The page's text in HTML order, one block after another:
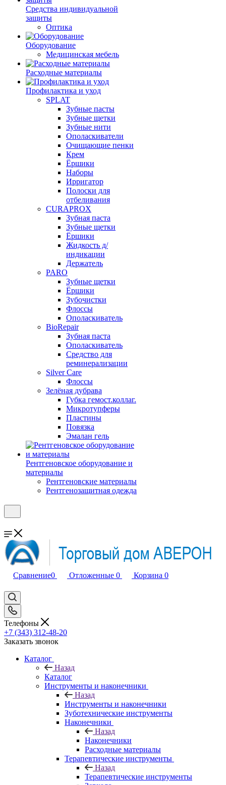
Средства индивидуальной
защиты
Оптика
Оборудование
Медицинская мебель
Расходные материалы
Профилактика и уход
SPLAT
Зубные пасты
Зубные щетки
Зубные нити
Ополаскиватели
Очищающие пенки
Крем
Ёршики
Наборы
Ирригатор
Полоски для
отбеливания
CURAPROX
Зубная паста
Зубные щетки
Ёршики
Жидкость д/
индикации
Держатель
PARO
Зубные щетки
Ёршики
Зубочистки
Флоссы
Ополаскиватель
BioRepair
Зубная паста
Ополаскиватель
Средство для
реминерализации
Silver Care
Флоссы
Зелёная дубрава
Губка гемост.коллаг.
Микротупферы
Пластины
Повязка
Эмалан гель
Рентгеновское оборудование и
материалы
Рентгеновские материалы
Рентгенозащитная одежда
Сравнение0 Отложенные 0 Корзина 0
Телефоны
+7 (343) 312-48-20
Заказать звонок
Каталог
Назад
Каталог
Инструменты и наконечники
Назад
Инструменты и наконечники
Зуботехнические инструменты
Наконечники
Назад
Наконечники
Расходные материалы
Терапевтические инструменты
Назад
Терапевтические инструменты